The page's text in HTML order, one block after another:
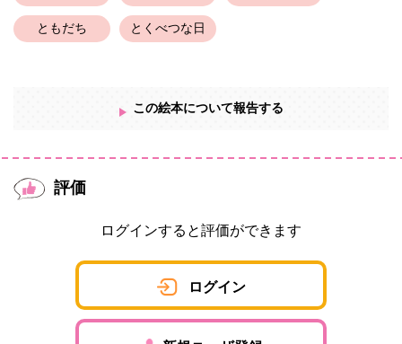
ともだち とくべつな日
この絵本について報告する
評価
ログインすると評価ができます
ログイン